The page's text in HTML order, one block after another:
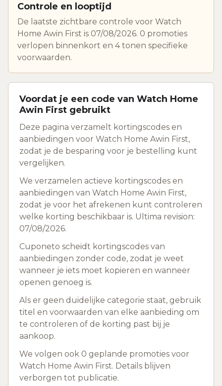
Controle en looptijd
De laatste zichtbare controle voor Watch
Home Awin First is 07/08/2026. 0 promoties
verlopen binnenkort en 4 tonen specifieke
voorwaarden.
Voordat je een code van Watch Home
Awin First gebruikt
Deze pagina verzamelt kortingscodes en
aanbiedingen voor Watch Home Awin First,
zodat je de besparing voor je bestelling kunt
vergelijken.
We verzamelen actieve kortingscodes en
aanbiedingen van Watch Home Awin First,
zodat je voor het afrekenen kunt controleren
welke korting beschikbaar is. Ultima revision:
07/08/2026.
Cuponeto scheidt kortingscodes van
aanbiedingen zonder code, zodat je weet
wanneer je iets moet kopieren en wanneer
openen genoeg is.
Als er geen duidelijke categorie staat, gebruik
titel en voorwaarden van elke aanbieding om
te controleren of de korting past bij je
aankoop.
We volgen ook 0 geplande promoties voor
Watch Home Awin First. Details blijven
verborgen tot publicatie.